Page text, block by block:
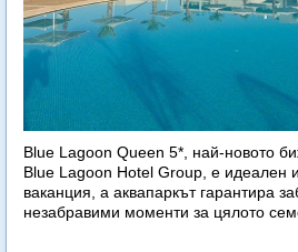
Blue Lagoon Queen 5*, най-новото
Blue Lagoon Hotel Group, е идеален
ваканция, а аквапаркът гарантира
незабравими моменти за цялото